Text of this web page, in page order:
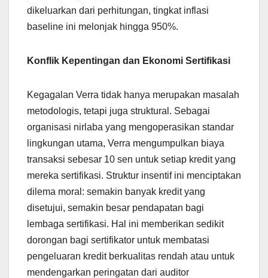
dikeluarkan dari perhitungan, tingkat inflasi
baseline ini melonjak hingga 950%.
Konflik Kepentingan dan Ekonomi Sertifikasi
Kegagalan Verra tidak hanya merupakan masalah
metodologis, tetapi juga struktural. Sebagai
organisasi nirlaba yang mengoperasikan standar
lingkungan utama, Verra mengumpulkan biaya
transaksi sebesar 10 sen untuk setiap kredit yang
mereka sertifikasi. Struktur insentif ini menciptakan
dilema moral: semakin banyak kredit yang
disetujui, semakin besar pendapatan bagi
lembaga sertifikasi. Hal ini memberikan sedikit
dorongan bagi sertifikator untuk membatasi
pengeluaran kredit berkualitas rendah atau untuk
mendengarkan peringatan dari auditor